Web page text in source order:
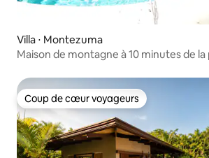
Villa ⋅ Montezuma
Maison de montagne à 10 minutes de la
Coup de cœur voyageurs
Coup de cœur voyageurs